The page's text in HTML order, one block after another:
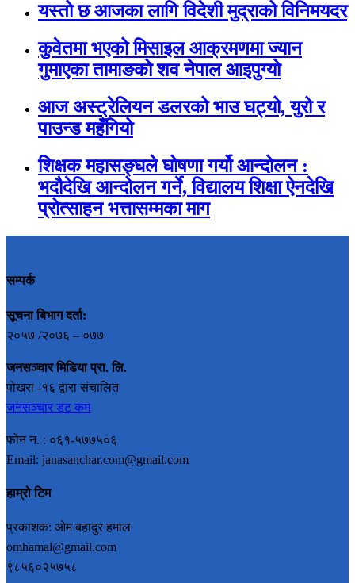
यस्तो छ आजका लागि विदेशी मुद्राको विनिमयदर
कुवेतमा भएको मिसाइल आक्रमणमा ज्यान
गुमाएका तामाङको शव नेपाल आइपुग्यो
आज अस्ट्रेलियन डलरको भाउ घट्यो, युरो र
पाउन्ड महँगियो
शिक्षक महासङ्घले घोषणा गर्यो आन्दोलन :
भदौदेखि आन्दोलन गर्ने, विद्यालय शिक्षा ऐनदेखि
प्रोत्साहन भत्तासम्मका माग
सम्पर्क
सूचना बिभाग दर्ता:
२०५७ /२०७६ – ०७७
जनसञ्चार मिडिया प्रा. लि.
पोखरा -१६ द्वारा संचालित
जनसञ्चार डट कम
फोन न. : ०६१-५७७५०६
Email: janasanchar.com@gmail.com
हाम्रो टिम
प्रकाशक: ओम बहादुर हमाल
omhamal@gmail.com
९८५६०२५७५८